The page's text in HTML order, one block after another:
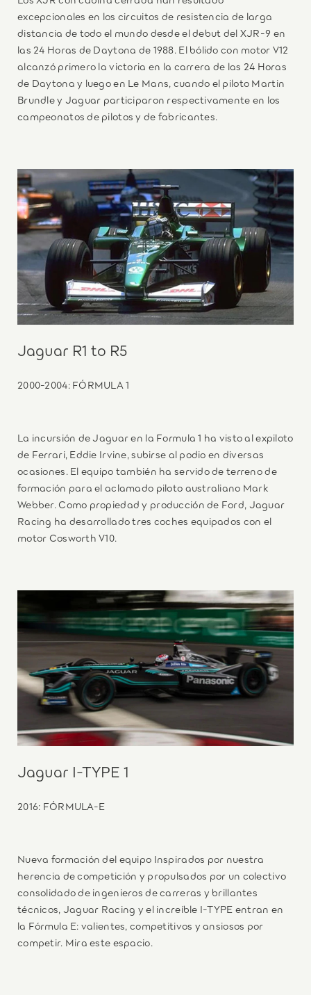
excepcionales en los circuitos de resistencia de larga
distancia de todo el mundo desde el debut del XJR-9 en
las 24 Horas de Daytona de 1988. El bólido con motor V12
alcanzó primero la victoria en la carrera de las 24 Horas
de Daytona y luego en Le Mans, cuando el piloto Martin
Brundle y Jaguar participaron respectivamente en los
campeonatos de pilotos y de fabricantes.
Jaguar R1 to R5
2000-2004: FÓRMULA 1
La incursión de Jaguar en la Formula 1 ha visto al expiloto
de Ferrari, Eddie Irvine, subirse al podio en diversas
ocasiones. El equipo también ha servido de terreno de
formación para el aclamado piloto australiano Mark
Webber. Como propiedad y producción de Ford, Jaguar
Racing ha desarrollado tres coches equipados con el
motor Cosworth V10.
Jaguar I-TYPE 1
2016: FÓRMULA‑E
Nueva formación del equipo Inspirados por nuestra
herencia de competición y propulsados por un colectivo
consolidado de ingenieros de carreras y brillantes
técnicos, Jaguar Racing y el increíble I‑TYPE entran en
la Fórmula E: valientes, competitivos y ansiosos por
competir. Mira este espacio.